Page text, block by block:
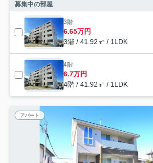
募集中の部屋
3階
6.65万円
3階 / 41.92㎡ / 1LDK
4階
6.7万円
4階 / 41.92㎡ / 1LDK
アパート